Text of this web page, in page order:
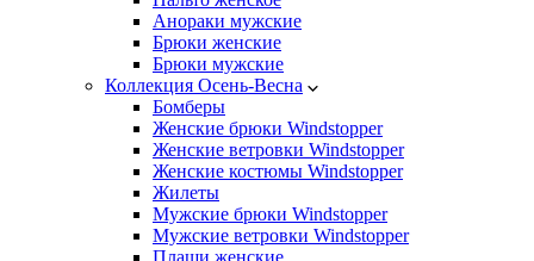
Анораки мужские
Брюки женские
Брюки мужские
Коллекция Осень-Весна
Бомберы
Женские брюки Windstopper
Женские ветровки Windstopper
Женские костюмы Windstopper
Жилеты
Мужские брюки Windstopper
Мужские ветровки Windstopper
Плащи женские